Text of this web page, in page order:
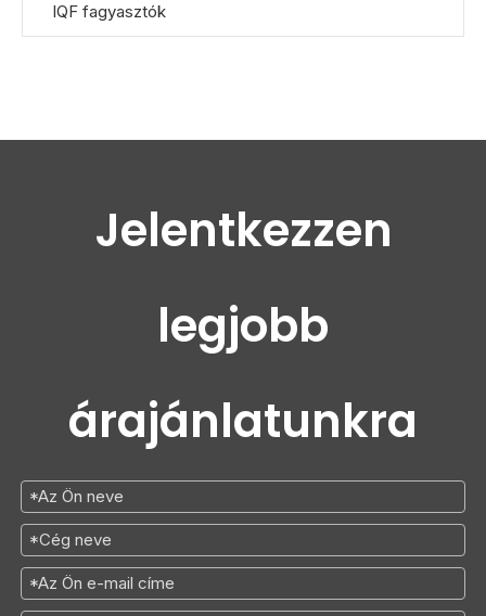
IQF fagyasztók
Jelentkezzen
legjobb
árajánlatunkra